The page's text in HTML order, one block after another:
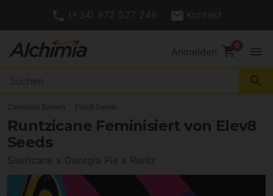
(+34) 972 527 248 Kontakt
Anmelden shopping_cart menu
search
Cannabis Samen Elev8 Seeds
Runtzicane Feminisiert von Elev8
Seeds
Slurricane x Georgia Pie x Runtz